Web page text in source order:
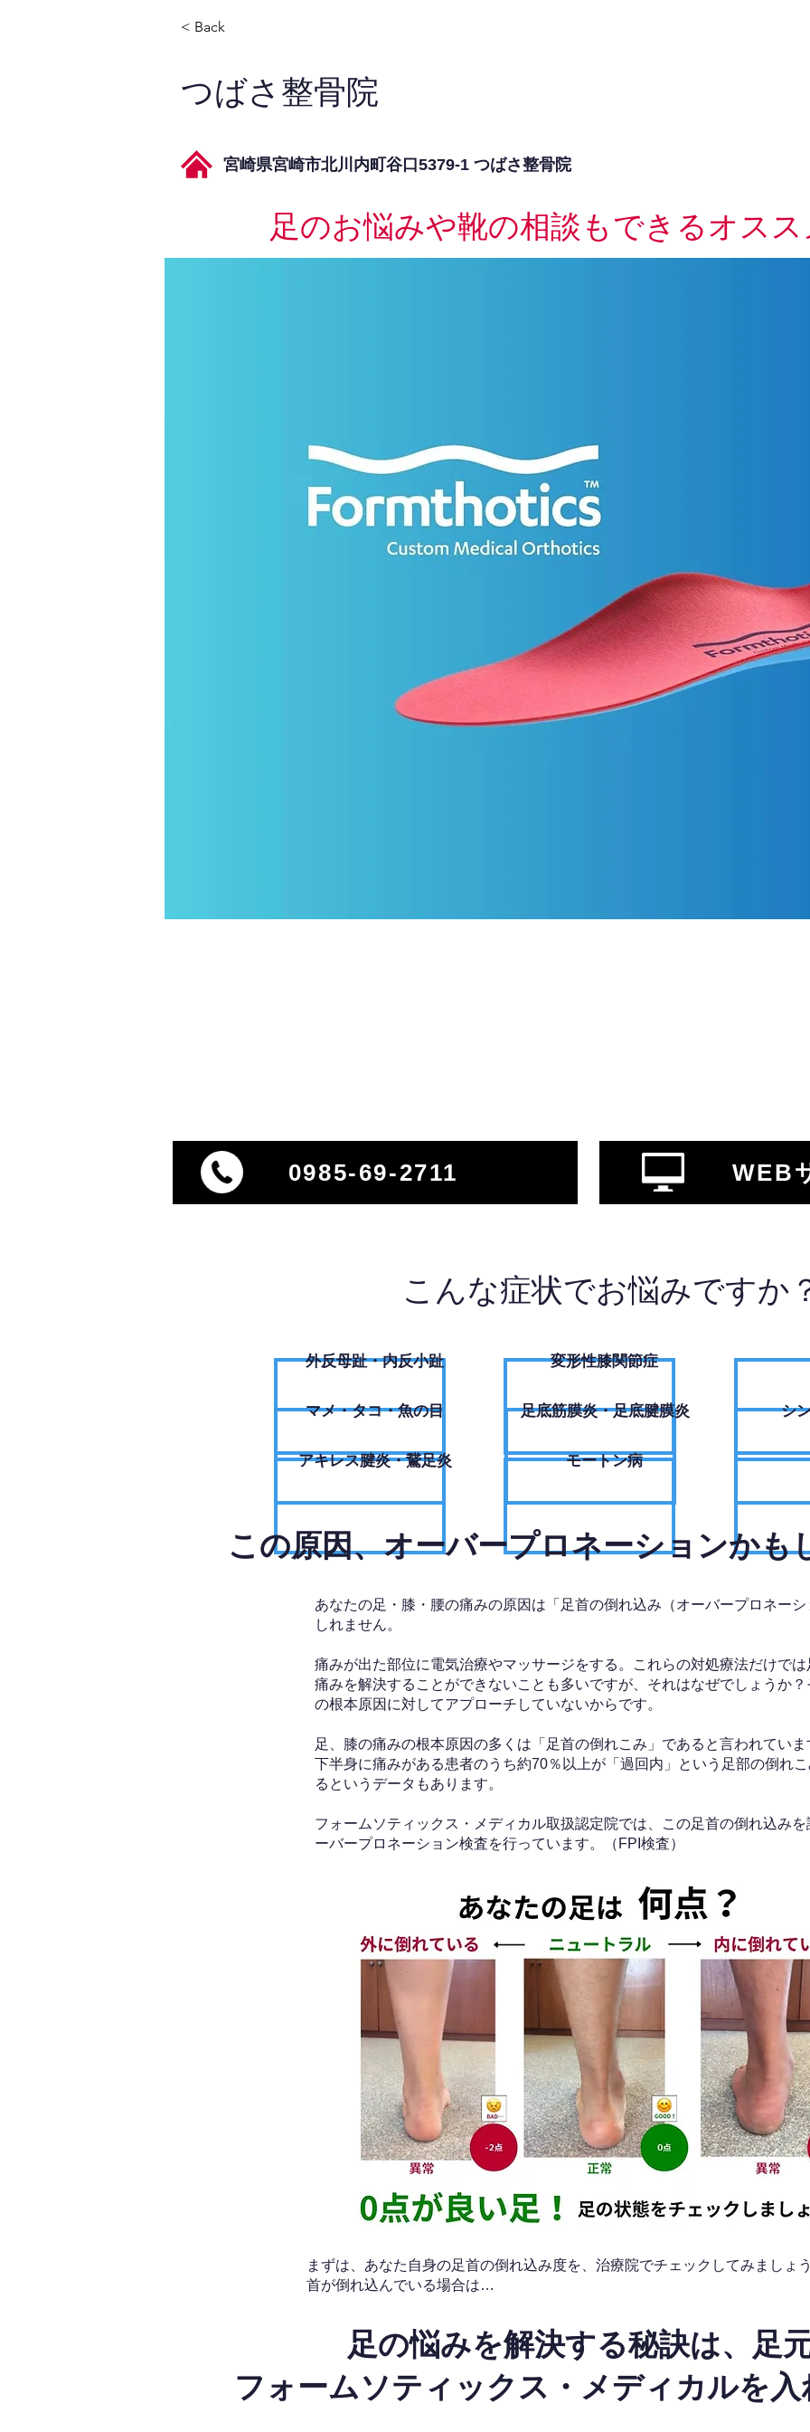
< Back
つばさ整骨院
宮崎県宮崎市北川内町谷口5379-1 つばさ整骨院
足のお悩みや靴の相談もできるオス
0985-69-2711 WEB
こんな症状でお悩みですか
外反母趾・内反小趾
​マメ・タコ・魚の目
アキレス腱炎・鵞足炎
変形性膝関節症
足底筋膜炎・足底腱膜炎
モートン病
シ
この原因、オーバープロネーションかも
あなたの足・膝・腰の痛みの原因は「足首の倒れ込み（オーバープロネー
しれません。
痛みが出た部位に電気治療やマッサージをする。これらの対処療法だけで
痛みを解決することができないことも多いですが、それはなぜでしょうか
の根本原因に対してアプローチしていないからです。
足、膝の痛みの根本原因の多くは「足首の倒れこみ」であると言われていま
下半身に痛みがある患者のうち約70％以上が「過回内」という足部の倒れ
るというデータもあります。
フォームソティックス・メディカル取扱認定院では、この足首の倒れ込み
ーバープロネーション検査を行っています。（FPI検査）​
まずは、あなた自身の足首の倒れ込み度を、治療院でチェックしてみましょ
首が倒れ込んでいる場合は…
足の悩みを解決する秘訣は、足
フォームソティックス・メディカルを